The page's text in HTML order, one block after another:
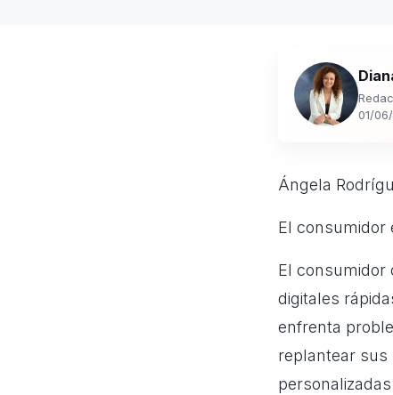
01/
Ángela
El consumidor
El consumidor
digitales
enfrenta
replantear sus